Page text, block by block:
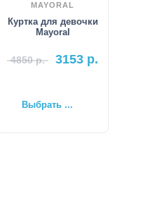
MAYORAL
Куртка для девочки
Mayoral
4850р. 3153 р.
Выбрать ...